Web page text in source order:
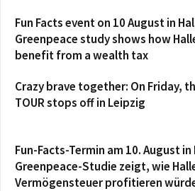
Fun Facts event on 10 August in
Greenpeace study shows how
benefit from a wealth tax
Crazy brave together: On Friday,
TOUR stops off in Leipzig
Fun-Facts-Termin am 10. August in
Greenpeace-Studie zeigt, wie
Vermögensteuer profitieren